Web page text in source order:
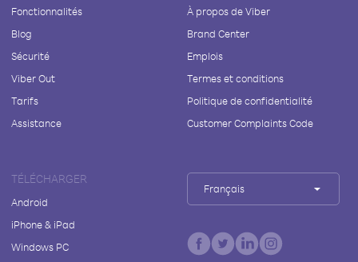
Fonctionnalités
Blog
Sécurité
Viber Out
Tarifs
Assistance
À propos de Viber
Brand Center
Emplois
Termes et conditions
Politique de confidentialité
Customer Complaints Code
TÉLÉCHARGER
Android
iPhone & iPad
Windows PC
Français